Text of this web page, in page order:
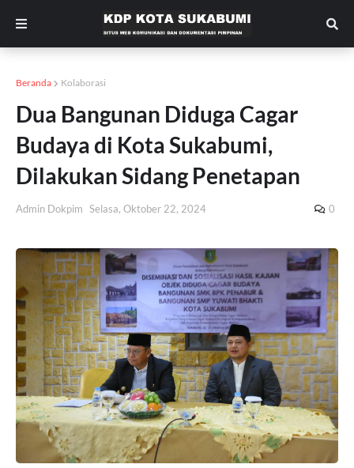
Beranda Kolaborasi
Dua Bangunan Diduga Cagar
Budaya di Kota Sukabumi,
Dilakukan Sidang Penetapan
Admin Dokpim Selasa, Oktober 22, 2024 0